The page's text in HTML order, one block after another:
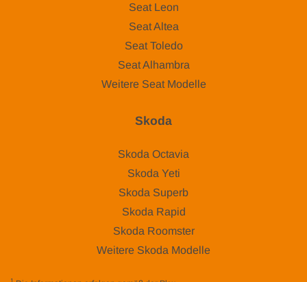
Seat Leon
Seat Altea
Seat Toledo
Seat Alhambra
Weitere Seat Modelle
Skoda
Skoda Octavia
Skoda Yeti
Skoda Superb
Skoda Rapid
Skoda Roomster
Weitere Skoda Modelle